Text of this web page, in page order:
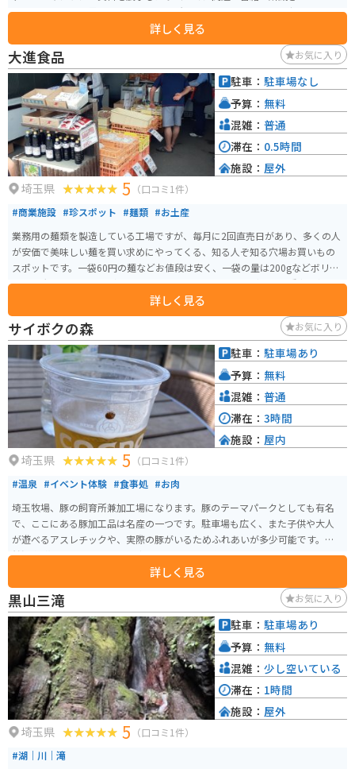
り、ムーミンの世界を再現している場所でもあります。 ムーミン好きなら必
詳しく見る
大進食品 お気に入り
埼玉県 5 （口コミ1件）
#商業施設 #珍スポット #麺類 #お土産
業務用の麺類を製造している工場ですが、毎月に2回直売日があり、多くの人
が安価で美味しい麺を買い求めにやってくる、知る人ぞ知る穴場お買いもの
スポットです。一袋60円の麺などお値段は安く、一袋の量は200gなどボリュ
ームは大きく、またうどん・ラーメン・蕎麦・パスタなど色々な種類の麺
と、スープや汁を売っています。詳しく見る
駐車： 駐車場なし
予算： 無料
混雑： 普通
滞在： 0.5時間
施設： 屋外
サイボクの森 お気に入り
埼玉県 5 （口コミ1件）
#温泉 #イベント体験 #食事処 #お肉
埼玉牧場、豚の飼育所兼加工場になります。豚のテーマパークとしても有名
で、ここにある豚加工品は名産の一つです。駐車場も広く、また子供や大人
が遊べるアスレチックや、実際の豚がいるためふれあいが多少可能です。天
然温泉 花鳥風月もあるため日帰りで行くのも可能です。
詳しく見る
駐車： 駐車場あり
予算： 無料
混雑： 普通
滞在： 3時間
施設： 屋内
黒山三滝 お気に入り
埼玉県 5 （口コミ1件）
#湖｜川｜滝
駐車： 駐車場あり
予算： 無料
混雑： 少し空いている
滞在： 1時間
施設： 屋外